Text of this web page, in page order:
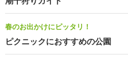
春のお出かけにピッタリ！
ピクニックにおすすめの公園